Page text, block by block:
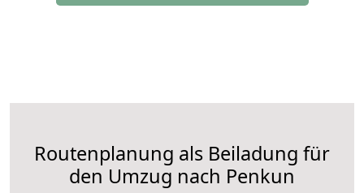
Routenplanung als Beiladung für
den Umzug nach Penkun